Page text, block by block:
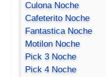
Culona Noche
Cafeterito Noche
Fantastica Noche
Motilon Noche
Pick 3 Noche
Pick 4 Noche